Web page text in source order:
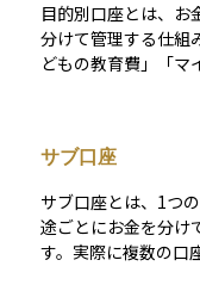
目的別口座とは、お
分けて管理する仕組
どもの教育費」「マ
サービスが増えてい
した貯金ではなく
り、モチベーション
の管理や資産形成を
す。
サブ口座
サブ口座とは、1つ
途ごとにお金を分け
す。実際に複数の口